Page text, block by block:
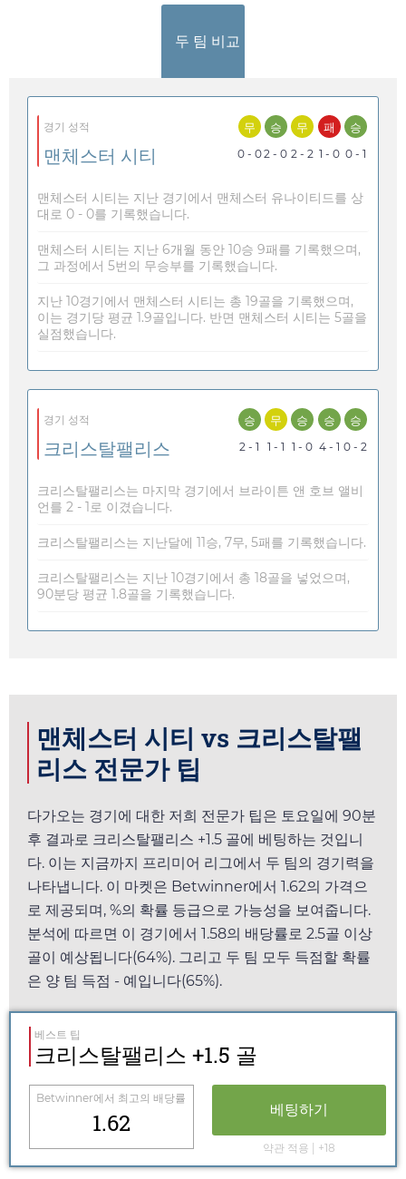
두 팀 비교
경기 성적
맨체스터 시티
무
0 - 0
승
2 - 0
무
2 - 2
패
1 - 0
승
0 - 1
맨체스터 시티는 지난 경기에서 맨체스터 유나이티드를 상
대로 0 - 0를 기록했습니다.
맨체스터 시티는 지난 6개월 동안 10승 9패를 기록했으며,
그 과정에서 5번의 무승부를 기록했습니다.
지난 10경기에서 맨체스터 시티는 총 19골을 기록했으며,
이는 경기당 평균 1.9골입니다. 반면 맨체스터 시티는 5골을
실점했습니다.
경기 성적
크리스탈팰리스
승
2 - 1
무
1 - 1
승
1 - 0
승
4 - 1
승
0 - 2
크리스탈팰리스는 마지막 경기에서 브라이튼 앤 호브 앨비
언를 2 - 1로 이겼습니다.
크리스탈팰리스는 지난달에 11승, 7무, 5패를 기록했습니다.
크리스탈팰리스는 지난 10경기에서 총 18골을 넣었으며,
90분당 평균 1.8골을 기록했습니다.
맨체스터 시티 vs 크리스탈팰
리스 전문가 팁
다가오는 경기에 대한 저희 전문가 팁은 토요일에 90분
후 결과로 크리스탈팰리스 +1.5 골에 베팅하는 것입니
다. 이는 지금까지 프리미어 리그에서 두 팀의 경기력을
나타냅니다. 이 마켓은 Betwinner에서 1.62의 가격으
로 제공되며, %의 확률 등급으로 가능성을 보여줍니다.
분석에 따르면 이 경기에서 1.58의 배당률로 2.5골 이상
골이 예상됩니다(64%). 그리고 두 팀 모두 득점할 확률
은 양 팀 득점 - 예입니다(65%).
베스트 팁
크리스탈팰리스 +1.5 골
Betwinner에서 최고의 배당률
1.62 베팅하기
약관 적용 | +18